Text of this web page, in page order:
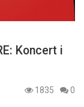
Koncert i
1835
0